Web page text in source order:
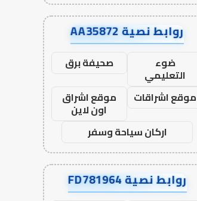
روابط نصية AA35872
ضوء
التعليمي
صحيفة برق
موقع اشراقات
موقع اشراق
اون لاين
اركان سياحة وسفر
روابط نصية FD781964